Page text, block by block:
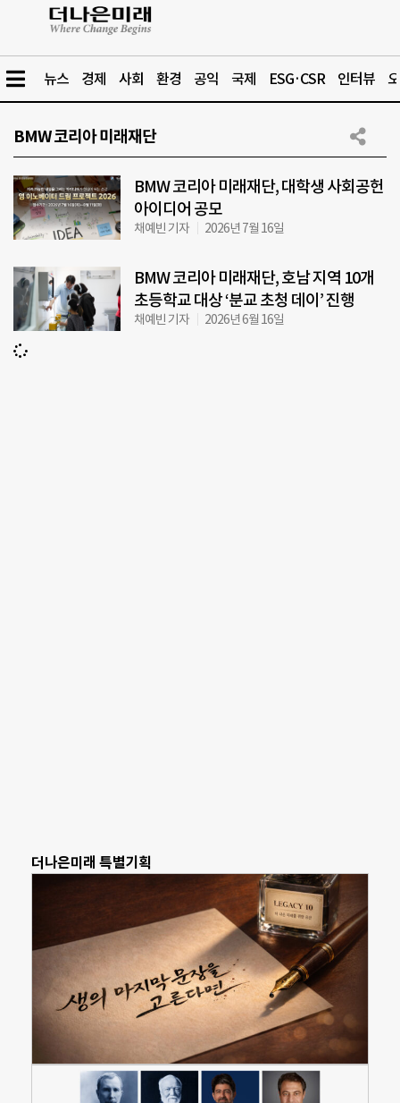
뉴스 경제 사회 환경 공익 국제 ESG·CSR 인터뷰
BMW 코리아 미래재단
BMW 코리아 미래재단, 대학생 사회공헌
아이디어 공모
채예빈 기자 2026년 7월 16일
BMW 코리아 미래재단, 호남 지역 10개
초등학교 대상 ‘분교 초청 데이’ 진행
채예빈 기자 2026년 6월 16일
더나은미래 특별기획